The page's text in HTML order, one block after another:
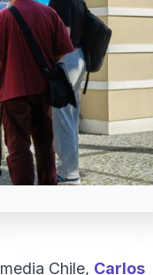
Chile, Carlos